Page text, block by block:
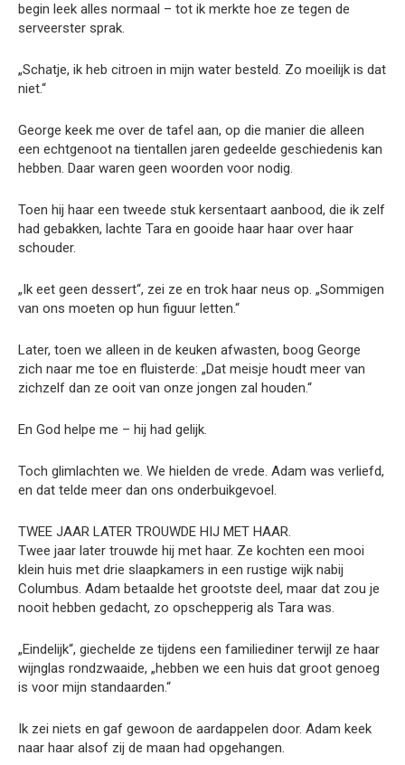
begin leek alles normaal – tot ik merkte hoe ze tegen de
serveerster sprak.
„Schatje, ik heb citroen in mijn water besteld. Zo moeilijk is dat
niet.“
George keek me over de tafel aan, op die manier die alleen
een echtgenoot na tientallen jaren gedeelde geschiedenis kan
hebben. Daar waren geen woorden voor nodig.
Toen hij haar een tweede stuk kersentaart aanbood, die ik zelf
had gebakken, lachte Tara en gooide haar haar over haar
schouder.
„Ik eet geen dessert“, zei ze en trok haar neus op. „Sommigen
van ons moeten op hun figuur letten.“
Later, toen we alleen in de keuken afwasten, boog George
zich naar me toe en fluisterde: „Dat meisje houdt meer van
zichzelf dan ze ooit van onze jongen zal houden.“
En God helpe me – hij had gelijk.
Toch glimlachten we. We hielden de vrede. Adam was verliefd,
en dat telde meer dan ons onderbuikgevoel.
TWEE JAAR LATER TROUWDE HIJ MET HAAR.
Twee jaar later trouwde hij met haar. Ze kochten een mooi
klein huis met drie slaapkamers in een rustige wijk nabij
Columbus. Adam betaalde het grootste deel, maar dat zou je
nooit hebben gedacht, zo opschepperig als Tara was.
„Eindelijk“, giechelde ze tijdens een familiediner terwijl ze haar
wijnglas rondzwaaide, „hebben we een huis dat groot genoeg
is voor mijn standaarden.“
Ik zei niets en gaf gewoon de aardappelen door. Adam keek
naar haar alsof zij de maan had opgehangen.